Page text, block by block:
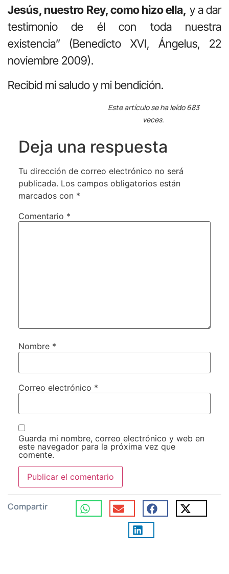
Jesús, nuestro Rey, como hizo ella, y a dar
testimonio de él con toda nuestra
existencia” (Benedicto XVI, Ángelus, 22
noviembre 2009).
Recibid mi saludo y mi bendición.
Este artículo se ha leído 683
veces.
Deja una respuesta
Tu dirección de correo electrónico no será
publicada. Los campos obligatorios están
marcados con *
Comentario *
Nombre *
Correo electrónico *
Guarda mi nombre, correo electrónico y web en
este navegador para la próxima vez que
comente.
Compartir